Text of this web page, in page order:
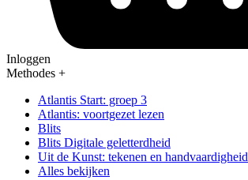
Inloggen
Methodes +
Atlantis Start: groep 3
Atlantis: voortgezet lezen
Blits
Blits Digitale geletterdheid
Uit de Kunst: tekenen en handvaardigheid
Alles bekijken